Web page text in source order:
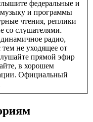
федеральные и
и программы
чтения, реплики
со слушателями.
радио,
не уходящее от
прямой эфир
в хорошем
Официальный